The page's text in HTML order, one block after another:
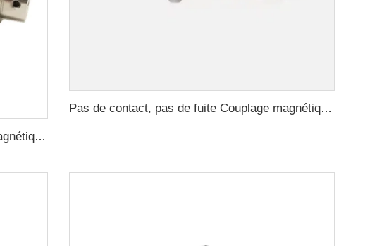
Pas de contact, pas de fuite Couplage magnétique pour moteur ISO et Polyol de pompe à haute pression
Pas de contact, pas de fuite Couplage magnétique pour moteur ISO et Polyol de pompe à haute pression